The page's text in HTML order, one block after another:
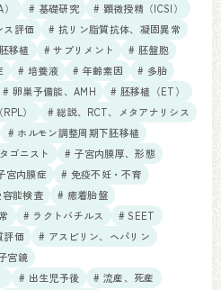
# 基礎研究
# 顕微授精（ICSI）
ス評価
# 抗リン脂質抗体、凝固異常
移植 # サプリメント
# 胚盤胞
# 培養液 # 年齢素因
# 多胎
# 卵巣予備能、AMH
# 胚移植（ET）
）
# 総説、RCT、メタアナリシス
# ホルモン調整周期下胚移植
ゴニスト
# 子宮内膜厚、形態
宮内膜症
# 免疫不妊・不育
能検査
# 癒着胎盤
# ラクトバチルス
# SEET
評価
# アスピリン、ヘパリン
宮鏡
# 出生児予後
# 流産、死産